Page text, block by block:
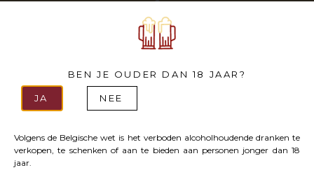
@ 2023 – Belmade |Privacy Policy |GTC| Met liefde
BEN JE OUDER DAN 18 JAAR?
JA NEE
Volgens de Belgische wet is het verboden alcoholhoudende dranken te
verkopen, te schenken of aan te bieden aan personen jonger dan 18
jaar.